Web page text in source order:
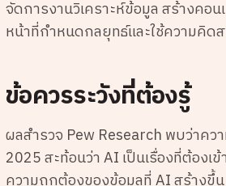
จัดการงานวิเคราะห์ข้อมูล สร้างคอ
หน้าที่กำหนดกลยุทธ์และใช้ความคิด
ข้อควรระวังที่ต้องรู้
ผลสำรวจ Pew Research พบว่าคว
2025 สะท้อนว่า AI เป็นเรื่องที่ต้องเ
ความถูกต้องของข้อมูลที่ AI สร้างขึ้น